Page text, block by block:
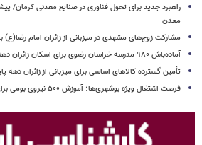
راهبرد جدید برای تحول فناوری در صنایع معدنی کرمان/
معدن
مشارکت زوج‌های مشهدی در میزبانی از زائران امام رضا(ع)
آماده‌باش ۹۸۰ مدرسه خراسان رضوی برای اسکان زائران دهه پایانی صفر
تأمین گسترده کالاهای اساسی برای میزبانی از زائران دهه
فرصت اشتغال ویژه بوشهری‌ها؛ آموزش ۵۰۰ نیروی بومی برای صنایع نفت و گاز